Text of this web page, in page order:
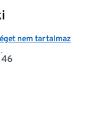
nem tartalmaz
46